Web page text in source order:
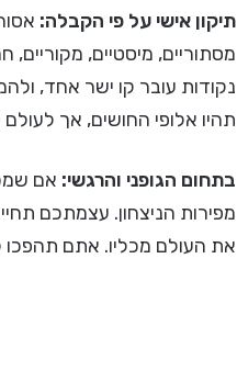
תיקון אישי על פי הקבלה:
מסתוריים, מיסטיים, מקוריים,
נקודות עובר קו ישר אחד,
תהיו אלופי החושים, אך
בתחום הגופני והרגשי: אם
מפירות הניצחון. עצמתכם
את העולם מכליו. אתם תהפכו